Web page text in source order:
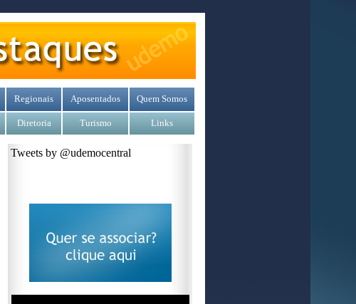
Regionais Aposentados Quem Somos
Diretoria Turismo Links
Tweets by @udemocentral